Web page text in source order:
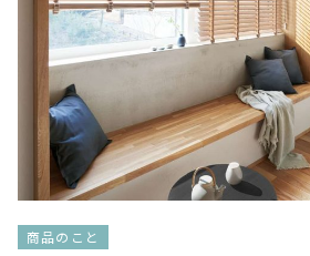
商品のこと